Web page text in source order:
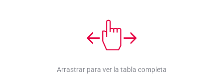
Arrastrar para ver la tabla completa